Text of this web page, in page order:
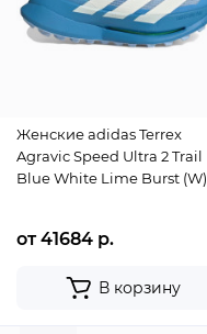
Женские adidas Terrex
Agravic Speed Ultra 2 Trail
Blue White Lime Burst (W)
от 41684 р.
В корзину